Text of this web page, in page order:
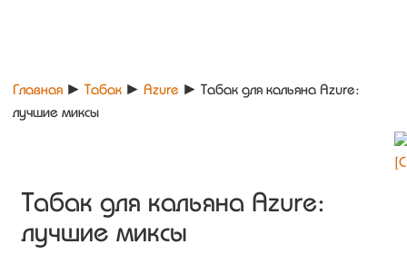
Главная ►Табак ► Azure ►Табак для кальяна Azure:
лучшие миксы
Табак для кальяна Azure:
лучшие миксы